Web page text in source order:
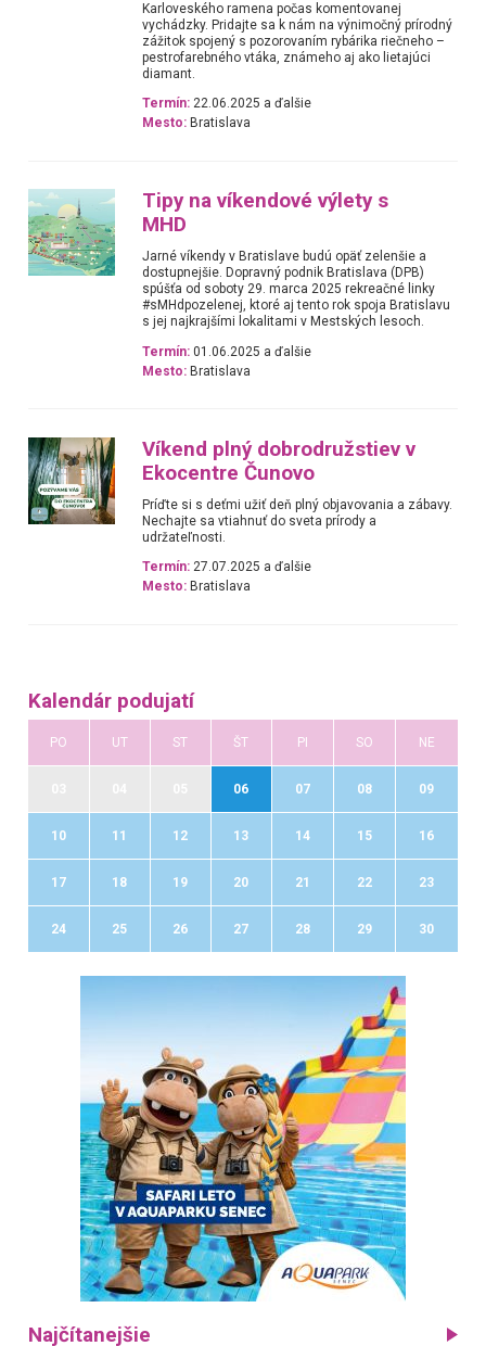
Karloveského ramena počas komentovanej
vychádzky. Pridajte sa k nám na výnimočný prírodný
zážitok spojený s pozorovaním rybárika riečneho –
pestrofarebného vtáka, známeho aj ako lietajúci
diamant.
Termín: 22.06.2025 a ďalšie
Mesto: Bratislava
Tipy na víkendové výlety s
MHD
Jarné víkendy v Bratislave budú opäť zelenšie a
dostupnejšie. Dopravný podnik Bratislava (DPB)
spúšťa od soboty 29. marca 2025 rekreačné linky
#sMHdpozelenej, ktoré aj tento rok spoja Bratislavu
s jej najkrajšími lokalitami v Mestských lesoch.
Termín: 01.06.2025 a ďalšie
Mesto: Bratislava
Víkend plný dobrodružstiev v
Ekocentre Čunovo
Príďte si s deťmi užiť deň plný objavovania a zábavy.
Nechajte sa vtiahnuť do sveta prírody a
udržateľnosti.
Termín: 27.07.2025 a ďalšie
Mesto: Bratislava
Kalendár podujatí
PO UT ST ŠT PI SO NE
06 07 08 09
10 11 12 13 14 15 16
17 18 19 20 21 22 23
24 25 26 27 28 29 30
Najčítanejšie